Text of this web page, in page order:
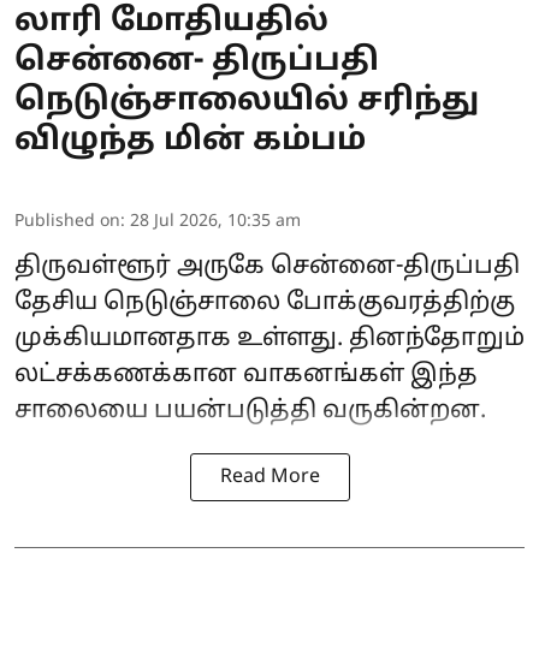
லாரி மோதியதில்
சென்னை- திருப்பதி
நெடுஞ்சாலையில் சரிந்து
விழுந்த மின் கம்பம்
Published on: 28 Jul 2026, 10:35 am
திருவள்ளூர் அருகே சென்னை-திருப்பதி
தேசிய நெடுஞ்சாலை போக்குவரத்திற்கு
முக்கியமானதாக உள்ளது. தினந்தோறும்
லட்சக்கணக்கான வாகனங்கள் இந்த
சாலையை பயன்படுத்தி வருகின்றன.
Read More